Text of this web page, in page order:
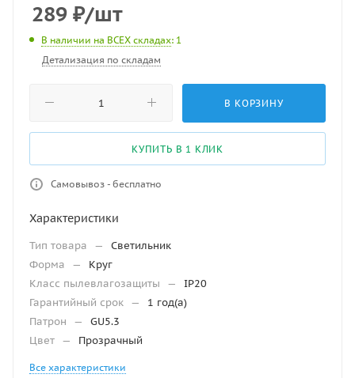
289 ₽/шт
В наличии на ВСЕХ складах: 1
Детализация по складам
В КОРЗИНУ
КУПИТЬ В 1 КЛИК
Самовывоз - бесплатно
Характеристики
Тип товара —
Светильник
Форма
—
Круг
Класс пылевлагозащиты
—
IP20
Гарантийный срок —
1 год(а)
Патрон
—
GU5.3
Цвет — Прозрачный
Все характеристики